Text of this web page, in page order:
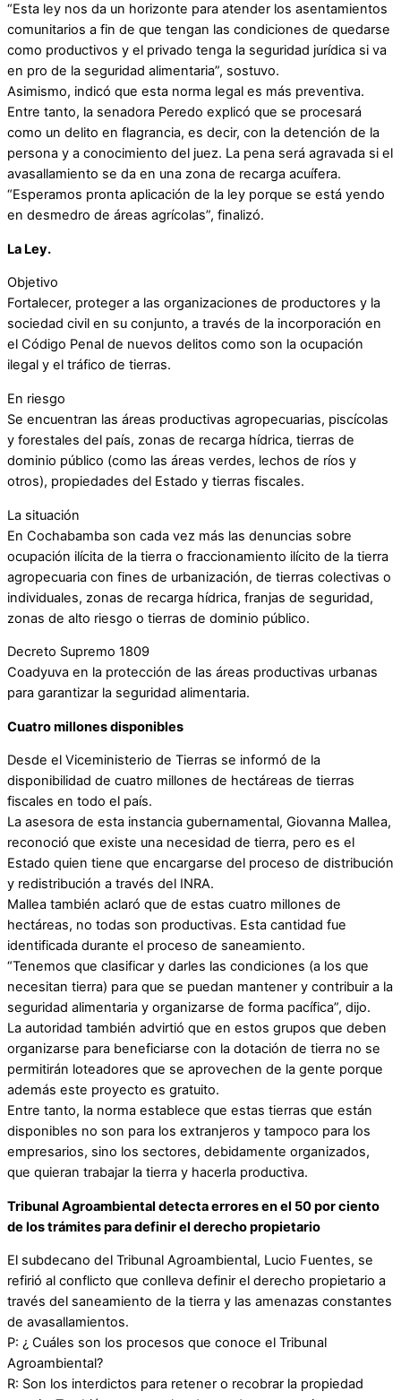
“Esta ley nos da un horizonte para atender los asentamientos
comunitarios a fin de que tengan las condiciones de quedarse
como productivos y el privado tenga la seguridad jurídica si va
en pro de la seguridad alimentaria”, sostuvo.
Asimismo, indicó que esta norma legal es más preventiva.
Entre tanto, la senadora Peredo explicó que se procesará
como un delito en flagrancia, es decir, con la detención de la
persona y a conocimiento del juez. La pena será agravada si el
avasallamiento se da en una zona de recarga acuífera.
“Esperamos pronta aplicación de la ley porque se está yendo
en desmedro de áreas agrícolas”, finalizó.
La Ley.
Objetivo
Fortalecer, proteger a las organizaciones de productores y la
sociedad civil en su conjunto, a través de la incorporación en
el Código Penal de nuevos delitos como son la ocupación
ilegal y el tráfico de tierras.
En riesgo
Se encuentran las áreas productivas agropecuarias, piscícolas
y forestales del país, zonas de recarga hídrica, tierras de
dominio público (como las áreas verdes, lechos de ríos y
otros), propiedades del Estado y tierras fiscales.
La situación
En Cochabamba son cada vez más las denuncias sobre
ocupación ilícita de la tierra o fraccionamiento ilícito de la tierra
agropecuaria con fines de urbanización, de tierras colectivas o
individuales, zonas de recarga hídrica, franjas de seguridad,
zonas de alto riesgo o tierras de dominio público.
Decreto Supremo 1809
Coadyuva en la protección de las áreas productivas urbanas
para garantizar la seguridad alimentaria.
Cuatro millones disponibles
Desde el Viceministerio de Tierras se informó de la
disponibilidad de cuatro millones de hectáreas de tierras
fiscales en todo el país.
La asesora de esta instancia gubernamental, Giovanna Mallea,
reconoció que existe una necesidad de tierra, pero es el
Estado quien tiene que encargarse del proceso de distribución
y redistribución a través del INRA.
Mallea también aclaró que de estas cuatro millones de
hectáreas, no todas son productivas. Esta cantidad fue
identificada durante el proceso de saneamiento.
“Tenemos que clasificar y darles las condiciones (a los que
necesitan tierra) para que se puedan mantener y contribuir a la
seguridad alimentaria y organizarse de forma pacífica”, dijo.
La autoridad también advirtió que en estos grupos que deben
organizarse para beneficiarse con la dotación de tierra no se
permitirán loteadores que se aprovechen de la gente porque
además este proyecto es gratuito.
Entre tanto, la norma establece que estas tierras que están
disponibles no son para los extranjeros y tampoco para los
empresarios, sino los sectores, debidamente organizados,
que quieran trabajar la tierra y hacerla productiva.
Tribunal Agroambiental detecta errores en el 50 por ciento
de los trámites para definir el derecho propietario
El subdecano del Tribunal Agroambiental, Lucio Fuentes, se
refirió al conflicto que conlleva definir el derecho propietario a
través del saneamiento de la tierra y las amenazas constantes
de avasallamientos.
P: ¿ Cuáles son los procesos que conoce el Tribunal
Agroambiental?
R: Son los interdictos para retener o recobrar la propiedad